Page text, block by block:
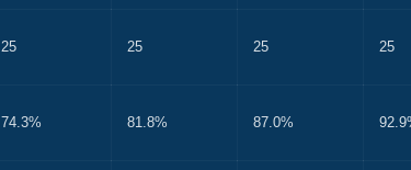
25 25 25 25
74.3% 81.8% 87.0%